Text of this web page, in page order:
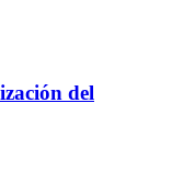
del